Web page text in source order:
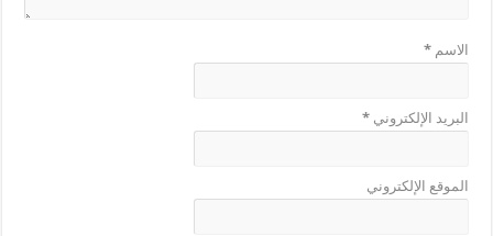
الاسم*
البريد الإلكتروني*
الموقع الإلكتروني